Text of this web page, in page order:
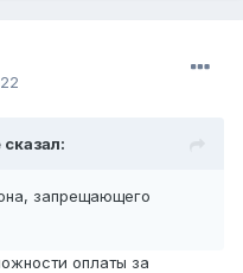
сказал:
запрещающего
оплаты за